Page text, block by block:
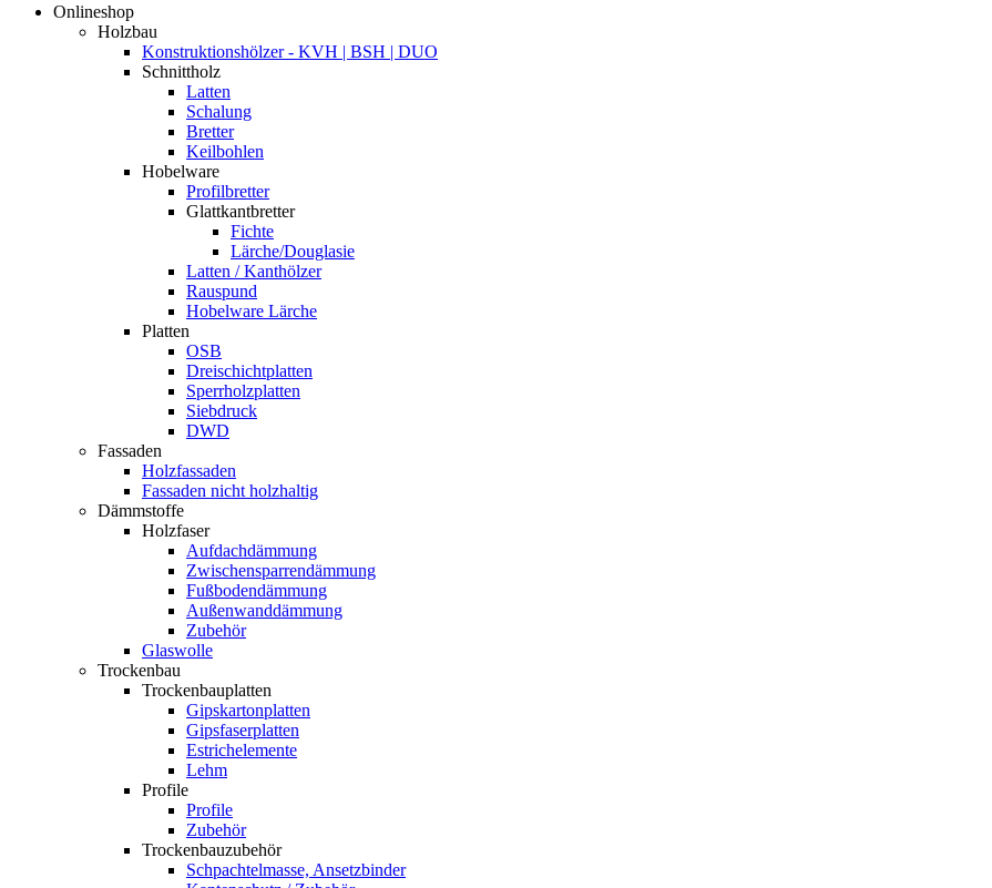
Onlineshop
Holzbau
Konstruktionshölzer - KVH | BSH | DUO
Schnittholz
Latten
Schalung
Bretter
Keilbohlen
Hobelware
Profilbretter
Glattkantbretter
Fichte
Lärche/Douglasie
Latten / Kanthölzer
Rauspund
Hobelware Lärche
Platten
OSB
Dreischichtplatten
Sperrholzplatten
Siebdruck
DWD
Fassaden
Holzfassaden
Fassaden nicht holzhaltig
Dämmstoffe
Holzfaser
Aufdachdämmung
Zwischensparrendämmung
Fußbodendämmung
Außenwanddämmung
Zubehör
Glaswolle
Trockenbau
Trockenbauplatten
Gipskartonplatten
Gipsfaserplatten
Estrichelemente
Lehm
Profile
Profile
Zubehör
Trockenbauzubehör
Schpachtelmasse, Ansetzbinder